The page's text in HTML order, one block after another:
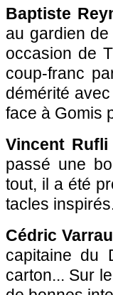
Baptiste
au gardien
occasion de
coup-franc
démérité
face à Gomis
Vincent Rufli
passé une
tout, il a été
tacles
Cédric
capitaine du
carton... Sur